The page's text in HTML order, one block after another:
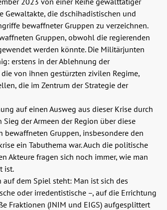
Gewaltakte, die dschihadistischen und
bewaffneter Gruppen zu verzeichnen.
Gruppen, obwohl die regierenden
werden könnte. Die Militärjunten
erstens in der Ablehnung der
von ihnen gestürzten zivilen Regime,
die im Zentrum der Strategie der
auf einen Ausweg aus dieser Krise durch
der Armeen der Region über diese
bewaffneten Gruppen, insbesondere den
ein Tabuthema war. Auch die politische
Akteure fragen sich noch immer, wie man
ist.
dem Spiel steht: Man ist sich des
oder irredentistische –, auf die Errichtung
Fraktionen (JNIM und EIGS) aufgesplittert